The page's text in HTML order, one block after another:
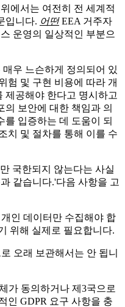
에서는 여전히 전 세계적
입니다. 어떤EEA 거주자
운영의 일상적인 부분으
우 느슨하게 정의되어 있
험 및 구현 비용에 따라 개
제공해야 한다고 명시하고
의 보안에 대한 책임과 의
를 입증하는 데 도움이 되
치 및 절차를 통해 이를 수
국한되지 않는다는 사실
같습니다.'다음 사항을 고
인 데이터만 수집해야 합
위해 실제로 필요합니다.
오래 보관해서는 안 됩니
가 동의하거나 제3국으로
인 GDPR 요구 사항을 충